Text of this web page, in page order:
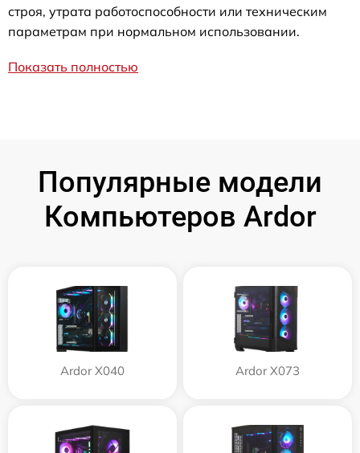
строя, утрата работоспособности или техническим
параметрам при нормальном использовании.
Показать полностью
Популярные модели
Компьютеров Ardor
Ardor X040 Ardor X073